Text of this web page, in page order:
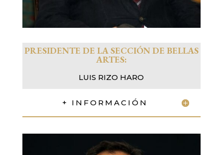
PRESIDENTE DE LA SECCIÓN DE BELLAS
ARTES:
LUIS RIZO HARO
+ INFORMACIÓN